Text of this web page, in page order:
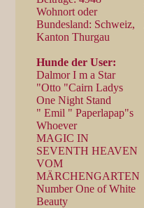
Wohnort oder
Bundesland: Schweiz,
Kanton Thurgau
Hunde der User:
Dalmor I m a Star
"Otto "Cairn Ladys
One Night Stand
" Emil " Paperlapap"s
Whoever
MAGIC IN
SEVENTH HEAVEN
VOM
MÄRCHENGARTEN
Number One of White
Beauty